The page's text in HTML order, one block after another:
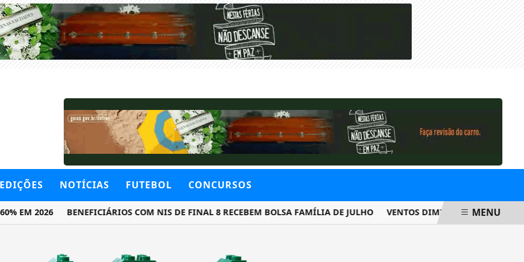
EDIÇÕES NOTÍCIAS FUTEBOL CONCURSOS
EM 2026 BENEFICIÁRIOS COM NIS DE FINAL 8 RECEBEM BOLSA FAMÍLIA DE JULHO VENTOS DIMINUEM DEMENU